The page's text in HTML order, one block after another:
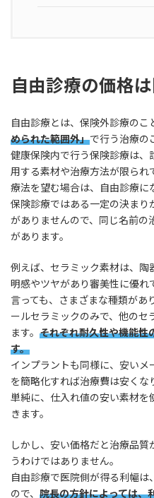
自由診療の価格
自由診療とは、保険外診療のこ
められた範囲外」で行う治療の
健康保険内で行う保険診療は、
用する素材や治療方法が限ら
療法を望む場合は、自由診療に
保険診療ではある一定の決ま
がありませんので、同じ名前の
があります。
例えば、セラミック素材は、陶
明感やツヤがあり審美性に優れ
言っても、さまざまな種類があ
ールセラミックのみで、他のセ
ます。 それぞれ耐久性や機能性
す。
インプラントも同様に、安いメ
を簡略化すれば治療費は安くな
単純に、仕入れ値の安い素材を
きます。
しかし、安い価格だと治療品
うわけではありません。
自由診療で医院側が得る利幅
ので、 院長の方針によっては、